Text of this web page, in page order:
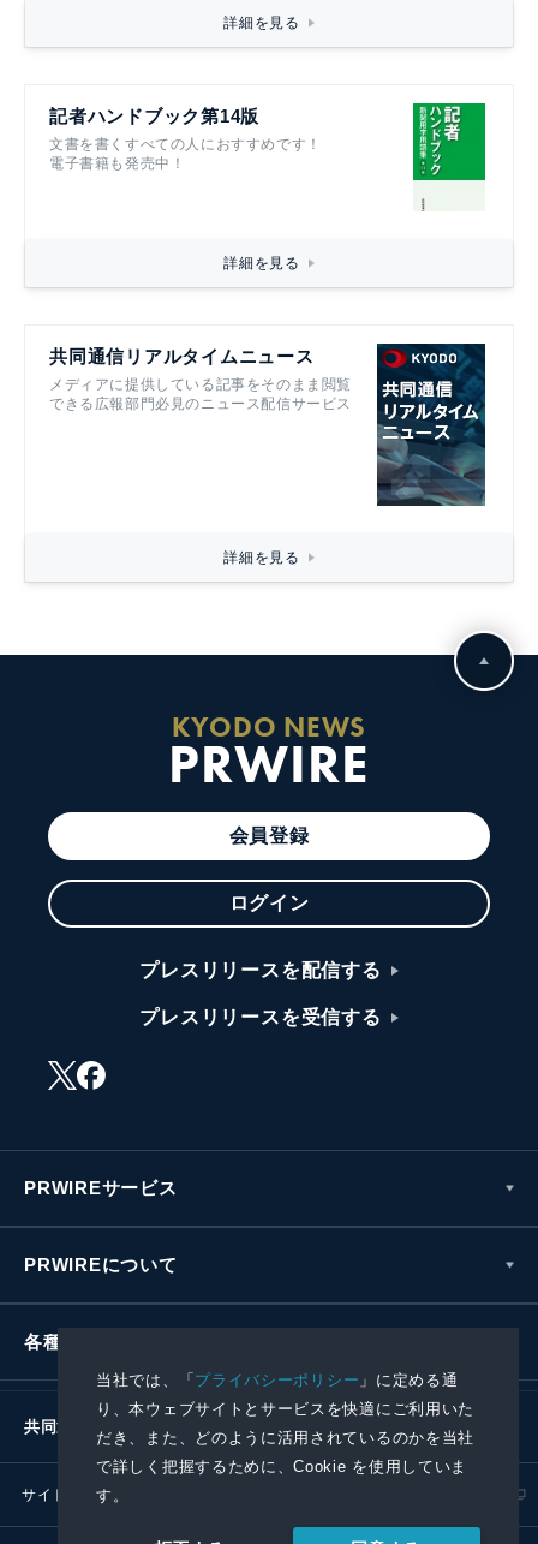
当社では、「プライバシーポリシー 」に定める通
り、本ウェブサイトとサービスを快適にご利用いた
だき、また、どのように活用されているのかを当社
で詳しく把握するために、Cookie を使用していま
す。
詳細を見る
記者ハンドブック第14版
文書を書くすべての人におすすめです！
電子書籍も発売中！
詳細を見る
共同通信リアルタイムニュース
メディアに提供している記事をそのまま閲覧
できる広報部門必見のニュース配信サービス
詳細を見る
KYODO NEWS
PRWIRE
会員登録
ログイン
プレスリリースを配信する
プレスリリースを受信する
PRWIREサービス
PRWIREについて
各種お問い合わせ
共同通信社グループ
サイトポリシー